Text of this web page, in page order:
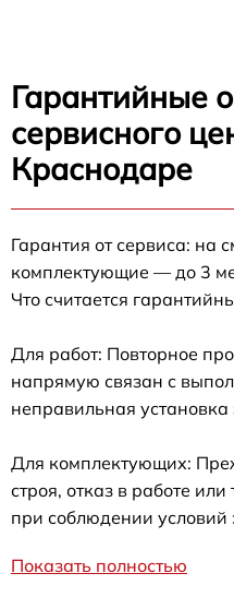
Гарантийные
сервисного
Краснодаре
Гарантия от сервиса: на
комплектующие — до 3
Что считается
Для работ: Повторное
напрямую связан с
неправильная установка
Для комплектующих:
строя, отказ в работе
при соблюдении условий
Показать полностью